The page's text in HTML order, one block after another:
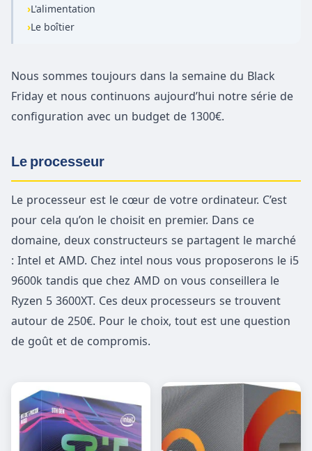
›L'alimentation
›Le boîtier
Nous sommes toujours dans la semaine du Black
Friday et nous continuons aujourd’hui notre série de
configuration avec un budget de 1300€.
Le processeur
Le processeur est le cœur de votre ordinateur. C’est
pour cela qu’on le choisit en premier. Dans ce
domaine, deux constructeurs se partagent le marché
: Intel et AMD. Chez intel nous vous proposerons le i5
9600k tandis que chez AMD on vous conseillera le
Ryzen 5 3600XT. Ces deux processeurs se trouvent
autour de 250€. Pour le choix, tout est une question
de goût et de compromis.